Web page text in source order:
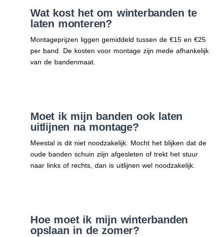
Wat kost het om winterbanden te
laten monteren?
Montageprijzen liggen gemiddeld tussen de €15 en €25
per band. De kosten voor montage zijn mede afhankelijk
van de bandenmaat.
Moet ik mijn banden ook laten
uitlijnen na montage?
Meestal is dit niet noodzakelijk. Mocht het blijken dat de
oude banden schuin ziijn afgesleten of trekt het stuur
naar links of rechts, dan is uitlijnen wel noodzakelijk.
Hoe moet ik mijn winterbanden
opslaan in de zomer?